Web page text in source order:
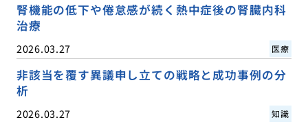
腎機能の低下や倦怠感が続く熱中症後の腎臓内科
治療
2026.03.27 医療
非該当を覆す異議申し立ての戦略と成功事例の分
析
2026.03.27 知識